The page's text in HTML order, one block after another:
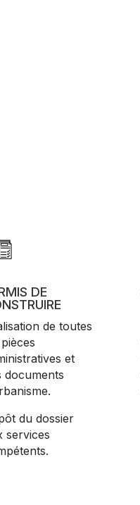
DE
de toutes
et
documents
du dossier
services